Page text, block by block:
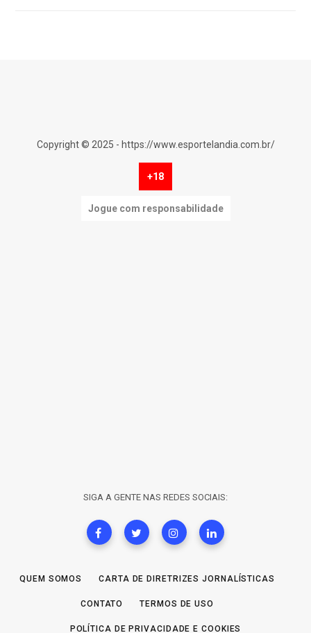
Copyright © 2025 - https://www.esportelandia.com.br/
+18
Jogue com responsabilidade
SIGA A GENTE NAS REDES SOCIAIS:
QUEM SOMOS CARTA DE DIRETRIZES JORNALÍSTICAS
CONTATO TERMOS DE USO
POLÍTICA DE PRIVACIDADE E COOKIES